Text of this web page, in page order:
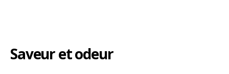
Saveur et odeur